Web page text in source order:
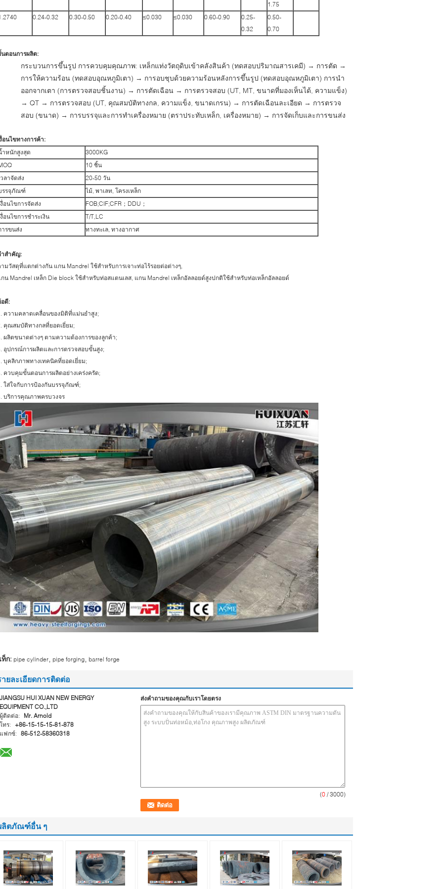
1.75
0.24-0.32 0.30-0.50 0.20-0.40 ≤0.030 ≤0.030 0.60-0.90
0.25-
0.32
0.50-
0.70
ตอนการผลิต:
กระบวนการขึ้นรูป การควบคุมคุณภาพ: เหล็กแท่งวัตถุดิบเข้าคลังสินค้า (ทดสอบปริมาณสารเคมี) → การตัด →
การให้ความร้อน (ทดสอบอุณหภูมิเตา) → การอบชุบด้วยความร้อนหลังการขึ้นรูป (ทดสอบอุณหภูมิเตา) การนำ
ออกจากเตา (การตรวจสอบชิ้นงาน) → การตัดเฉือน → การตรวจสอบ (UT, MT, ขนาดที่มองเห็นได้, ความแข็ง)
→ QT → การตรวจสอบ (UT, คุณสมบัติทางกล, ความแข็ง, ขนาดเกรน) → การตัดเฉือนละเอียด → การตรวจ
สอบ (ขนาด) → การบรรจุและการทำเครื่องหมาย (ตราประทับเหล็ก, เครื่องหมาย) → การจัดเก็บและการขนส่ง
อนไขทางการค้า:
ำหนักสูงสุด
3000KG
10 ชิ้น
วลาจัดส่ง
20-50 วัน
รรจุภัณฑ์
ไม้, พาเลท, โครงเหล็ก
งื่อนไขการจัดส่ง
FOB;CIF;CFR；DDU；
งื่อนไขการชำระเงิน
T/T,LC
ารขนส่ง
ทางทะเล, ทางอากาศ
สำคัญ:
มวัสดุที่แตกต่างกัน แกน Mandrel ใช้สำหรับการเจาะท่อไร้รอยต่อต่างๆ,
น Mandrel เหล็ก Die block ใช้สำหรับท่อสแตนเลส, แกน Mandrel เหล็กอัลลอยด์สูงปกติใช้สำหรับท่อเหล็กอัลลอยด์
ดี:
ความคลาดเคลื่อนของมิติที่แม่นยำสูง;
คุณสมบัติทางกลที่ยอดเยี่ยม;
ผลิตขนาดต่างๆ ตามความต้องการของลูกค้า;
อุปกรณ์การผลิตและการตรวจสอบขั้นสูง;
บุคลิกภาพทางเทคนิคที่ยอดเยี่ยม;
ควบคุมขั้นตอนการผลิตอย่างเคร่งครัด;
ใส่ใจกับการป้องกันบรรจุภัณฑ์;
บริการคุณภาพครบวงจร
ก: pipe cylinder pipe forging barrel forge
ายละเอียดการติดต่อ
JIANGSU HUI XUAN NEW ENERGY
EQUIPMENT CO.,LTD
ผู้ติดต่อ:
Mr. Arnold
โทร:
+86-15-15-15-81-878
แฟกซ์: 86-512-58360318
ส่งคำถามของคุณกับเราโดยตรง
(0 / 3000)
ลิตภัณฑ์อื่น ๆ